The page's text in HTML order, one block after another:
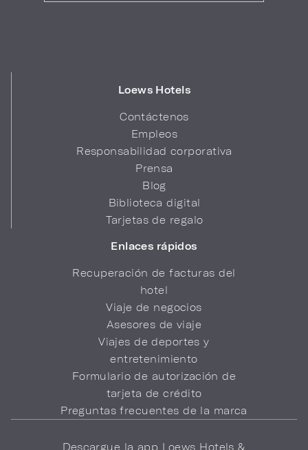
Loews Hotels
Contáctenos
Empleos
Responsabilidad corporativa
Prensa
Blog
Biblioteca digital
Tarjetas de regalo
Enlaces rápidos
Recuperación de facturas del
hotel
Viaje de negocios
Asesores de viaje
Viajes de deportes y
entretenimiento
Formulario de autorización de
tarjeta de crédito
Preguntas frecuentes de la marca
Descargue la app Loews Hotels &